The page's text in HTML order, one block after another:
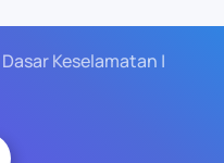
Keselamatan |